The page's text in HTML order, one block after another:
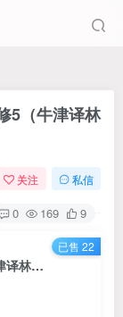
5（牛津译林
关注 私信
0 169 9
【高中英语】高二英语9课时学完必修5（牛津译林版）
已售 22